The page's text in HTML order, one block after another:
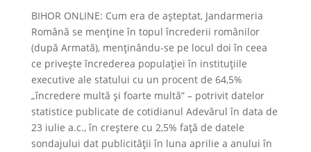
BIHOR ONLINE: Cum era de aşteptat, Jandarmeria
Română se menţine în topul încrederii românilor
(după Armată), menţinându-se pe locul doi în ceea
ce priveşte încrederea populaţiei în instituţiile
executive ale statului cu un procent de 64,5%
„încredere multă şi foarte multă” – potrivit datelor
statistice publicate de cotidianul Adevărul în data de
23 iulie a.c., în creştere cu 2,5% faţă de datele
sondajului dat publicităţii în luna aprilie a anului în